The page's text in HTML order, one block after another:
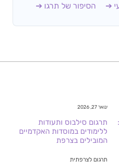
הסיפור של תרגו ➔
ינואר 27, 2026
תרגום סילבוס ותעודות
ללימודים במוסדות האקדמיים
המובילים בצרפת
תרגום לצרפתית